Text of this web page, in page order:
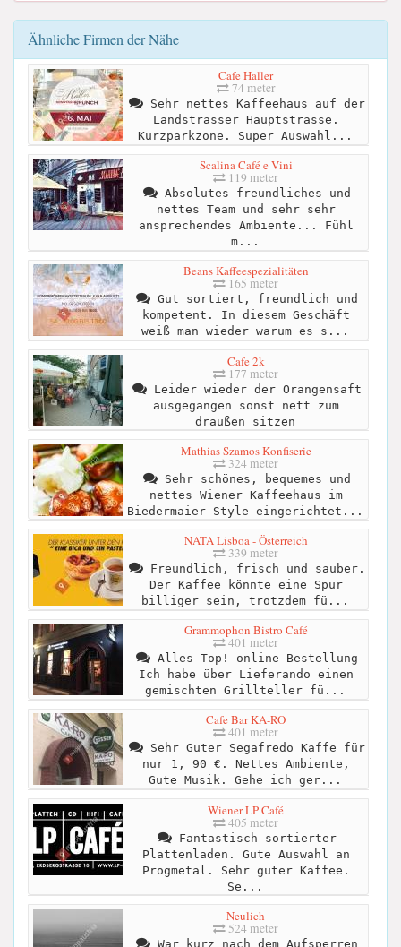
Ähnliche Firmen der Nähe
Cafe Haller
74 meter
Sehr nettes Kaffeehaus auf der
Landstrasser Hauptstrasse.
Kurzparkzone. Super Auswahl...
Scalina Café e Vini
119 meter
Absolutes freundliches und
nettes Team und sehr sehr
ansprechendes Ambiente... Fühl
m...
Beans Kaffeespezialitäten
165 meter
Gut sortiert, freundlich und
kompetent. In diesem Geschäft
weiß man wieder warum es s...
Cafe 2k
177 meter
Leider wieder der Orangensaft
ausgegangen sonst nett zum
draußen sitzen
Mathias Szamos Konfiserie
324 meter
Sehr schönes, bequemes und
nettes Wiener Kaffeehaus im
Biedermaier-Style eingerichtet...
NATA Lisboa - Österreich
339 meter
Freundlich, frisch und sauber.
Der Kaffee könnte eine Spur
billiger sein, trotzdem fü...
Grammophon Bistro Café
401 meter
Alles Top! online Bestellung
Ich habe über Lieferando einen
gemischten Grillteller fü...
Cafe Bar KA-RO
401 meter
Sehr Guter Segafredo Kaffe für
nur 1, 90 €. Nettes Ambiente,
Gute Musik. Gehe ich ger...
Wiener LP Café
405 meter
Fantastisch sortierter
Plattenladen. Gute Auswahl an
Progmetal. Sehr guter Kaffee.
Se...
Neulich
524 meter
War kurz nach dem Aufsperren